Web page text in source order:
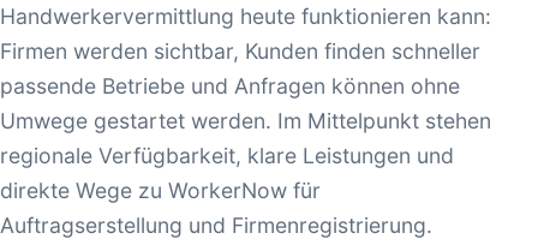
Handwerkervermittlung heute funktionieren kann:
Firmen werden sichtbar, Kunden finden schneller
passende Betriebe und Anfragen können ohne
Umwege gestartet werden. Im Mittelpunkt stehen
regionale Verfügbarkeit, klare Leistungen und
direkte Wege zu WorkerNow für
Auftragserstellung und Firmenregistrierung.